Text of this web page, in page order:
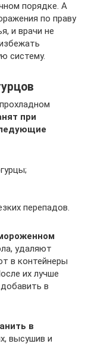
порядке. А
по праву
и врачи не
систему.
при
перепадов.
удаляют
в контейнеры
их лучше
в
в
высушив и